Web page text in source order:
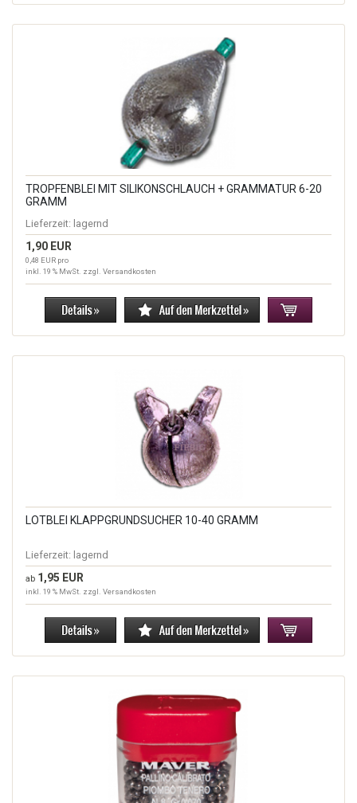
TROPFENBLEI MIT SILIKONSCHLAUCH + GRAMMATUR 6-20
GRAMM
Lieferzeit: lagernd
1,90 EUR
0,48 EUR pro
inkl. 19 % MwSt. zzgl. Versandkosten
LOTBLEI KLAPPGRUNDSUCHER 10-40 GRAMM
Lieferzeit: lagernd
ab 1,95 EUR
inkl. 19 % MwSt. zzgl. Versandkosten